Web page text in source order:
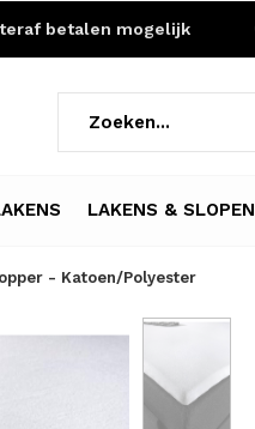
LAKENS & SLOPEN
betalen mogelijk
- Katoen/Polyester